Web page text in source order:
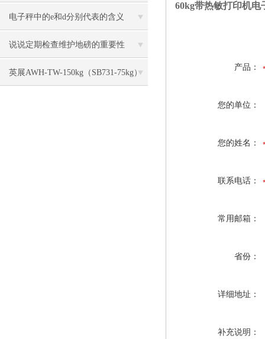
度？
电子秤中的e和d分别代表的含义
说说定期检查维护地磅的重要性
英展AWH-TW-150kg（SB731-75kg）
60kg带热敏打印机电
产品：
您的单位：
您的姓名：
联系电话：
常用邮箱：
省份：
详细地址：
补充说明：